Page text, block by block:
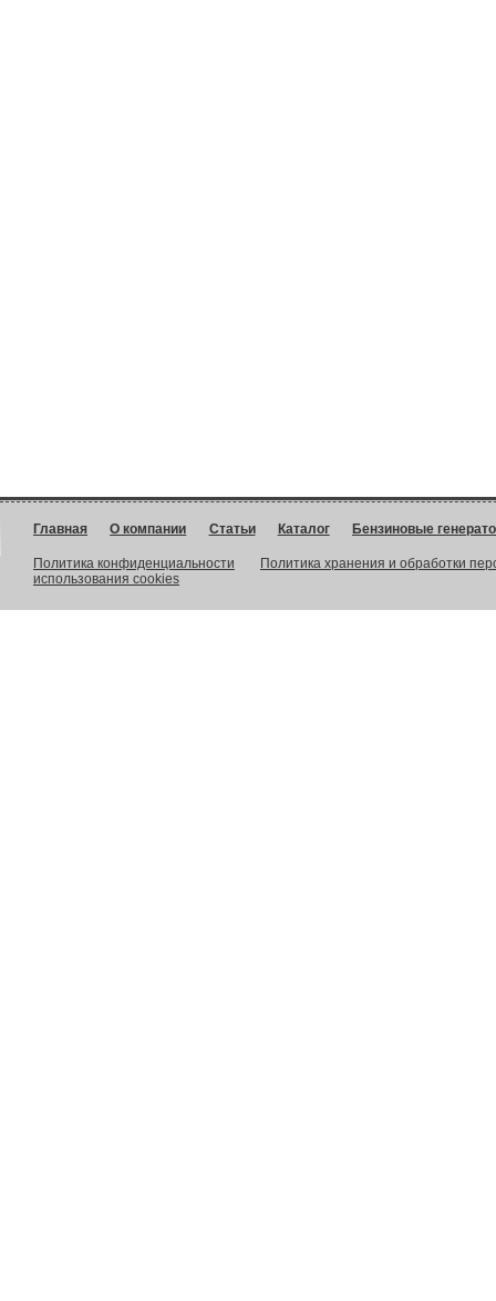
Главная О компании Статьи Каталог Бензиновые
Политика конфиденциальности
Политика хранения и обработки
использования cookies